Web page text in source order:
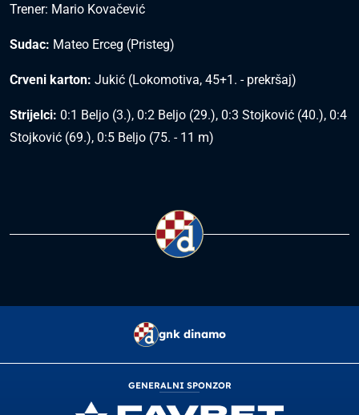
Trener: Mario Kovačević
Sudac: Mateo Erceg (Pristeg)
Crveni karton: Jukić (Lokomotiva, 45+1. - prekršaj)
Strijelci: 0:1 Beljo (3.), 0:2 Beljo (29.), 0:3 Stojković (40.), 0:4
Stojković (69.), 0:5 Beljo (75. - 11 m)
gnk dinamo
GENERALNI SPONZOR